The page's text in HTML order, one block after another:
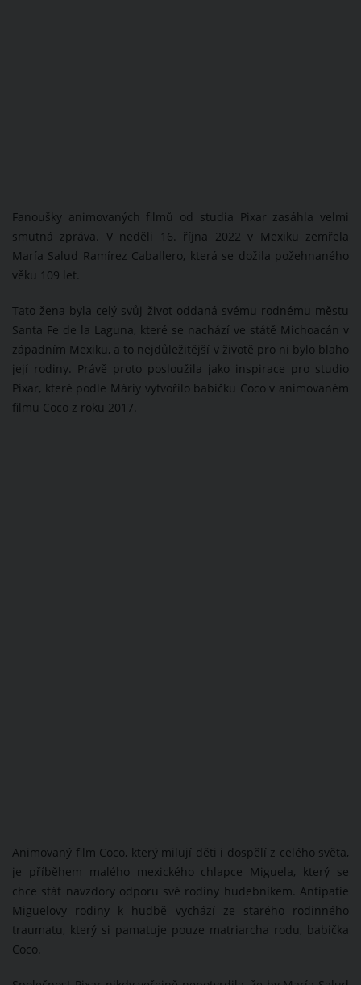
Fanoušky animovaných filmů od studia Pixar zasáhla velmi
smutná zpráva. V neděli 16. října 2022 v Mexiku zemřela
María Salud Ramírez Caballero, která se dožila požehnaného
věku 109 let.
Tato žena byla celý svůj život oddaná svému rodnému městu
Santa Fe de la Laguna, které se nachází ve státě Michoacán v
západním Mexiku, a to nejdůležitější v životě pro ni bylo blaho
její rodiny. Právě proto posloužila jako inspirace pro studio
Pixar, které podle Máriy vytvořilo babičku Coco v animovaném
filmu Coco z roku 2017.
Animovaný film Coco, který milují děti i dospělí z celého světa,
je příběhem malého mexického chlapce Miguela, který se
chce stát navzdory odporu své rodiny hudebníkem. Antipatie
Miguelovy rodiny k hudbě vychází ze starého rodinného
traumatu, který si pamatuje pouze matriarcha rodu, babička
Coco.